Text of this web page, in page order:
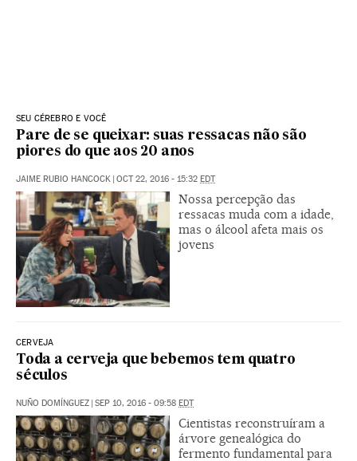
SEU CÉREBRO E VOCÊ
Pare de se queixar: suas ressacas não são
piores do que aos 20 anos
JAIME RUBIO HANCOCK | OCT 22, 2016 - 15:32 EDT
Nossa percepção das
ressacas muda com a idade,
mas o álcool afeta mais os
jovens
CERVEJA
Toda a cerveja que bebemos tem quatro
séculos
NUÑO DOMÍNGUEZ | SEP 10, 2016 - 09:58 EDT
Cientistas reconstruíram a
árvore genealógica do
fermento fundamental para